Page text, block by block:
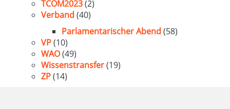
TCOM2023(2)
Verband (40)
Parlamentarischer Abend (58)
VP(10)
WAO(49)
Wissenstransfer(19)
ZP(14)